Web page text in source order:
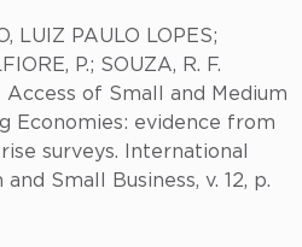
LUIZ PAULO LOPES;
P.; SOUZA, R. F.
of Small and Medium
Economies: evidence from
surveys. International
Small Business, v. 12, p.